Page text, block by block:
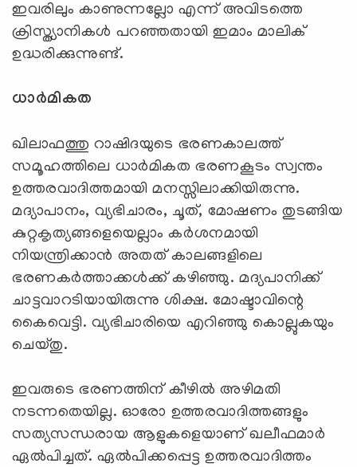
ഇവരിലും കാണുന്നല്ലോ എന്ന് അവിടത്തെ
ക്രിസ്ത്യാനികള്‍ പറഞ്ഞതായി ഇമാം മാലിക്
ഉദ്ധരിക്കുന്നുണ്ട്.
ധാര്‍മികത
ഖിലാഫത്തു റാഷിദയുടെ ഭരണകാലത്ത്
സമൂഹത്തിലെ ധാര്‍മികത ഭരണകൂടം സ്വന്തം
ഉത്തരവാദിത്തമായി മനസ്സിലാക്കിയിരുന്നു.
മദ്യാപാനം, വ്യഭിചാരം, ചൂത്, മോഷണം തുടങ്ങിയ
കുറ്റകൃത്യങ്ങളെയെല്ലാം കര്‍ശനമായി
നിയന്ത്രിക്കാന്‍ അതത് കാലങ്ങളിലെ
ഭരണകര്‍ത്താക്കള്‍ക്ക് കഴിഞ്ഞു. മദ്യപാനിക്ക്
ചാട്ടവാറടിയായിരുന്നു ശിക്ഷ. മോഷ്ടാവിന്റെ
കൈവെട്ടി. വ്യഭിചാരിയെ എറിഞ്ഞു കൊല്ലുകയും
ചെയ്തു.
ഇവരുടെ ഭരണത്തിന് കീഴില്‍ അഴിമതി
നടന്നതെയില്ല. ഓരോ ഉത്തരവാദിത്തങ്ങളും
സത്യസന്ധരായ ആളുകളെയാണ് ഖലീഫമാര്‍
ഏല്‍പിച്ചത്. ഏല്‍പിക്കപ്പെട്ട ഉത്തരവാദിത്തം